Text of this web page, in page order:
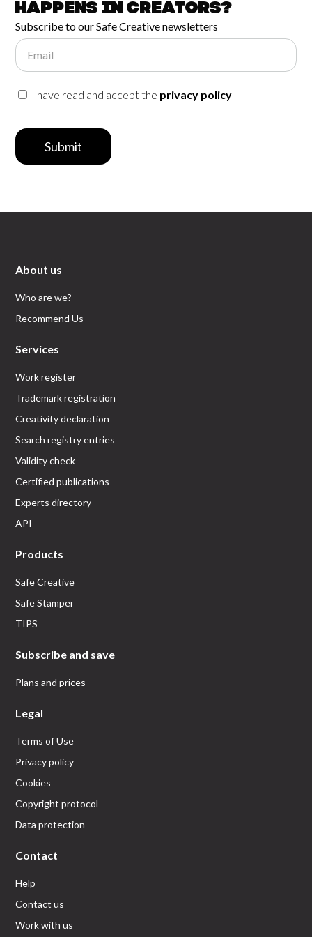
happens inCreators?
Subscribe to our Safe Creative newsletters
Email
I have read and accept the privacy policy
Submit
About us
Who are we?
Recommend Us
Services
Work register
Trademark registration
Creativity declaration
Search registry entries
Validity check
Certified publications
Experts directory
API
Products
Safe Creative
Safe Stamper
TIPS
Subscribe and save
Plans and prices
Legal
Terms of Use
Privacy policy
Cookies
Copyright protocol
Data protection
Contact
Help
Contact us
Work with us